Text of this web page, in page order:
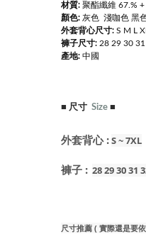
材質: 聚酯纖維 67.% +
顏色: 灰色 淺咖色 黑
外套背心尺寸: S M L
褲子尺寸: 28 29 30
產地: 中國
■ 尺寸 Size ■
外套背心 :S ~ 7XL
褲子 : 28 29 30 31
尺寸推薦 ( 實際還是要